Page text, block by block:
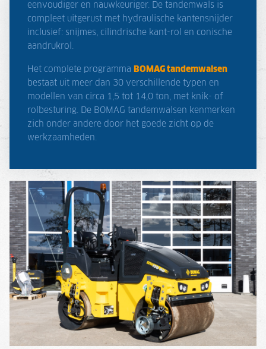
eenvoudiger en nauwkeuriger. De tandemwals is
compleet uitgerust met hydraulische kantensnijder
inclusief: snijmes, cilindrische kant-rol en conische
aandrukrol.
Het complete programma BOMAG tandemwalsen
bestaat uit meer dan 30 verschillende typen en
modellen van circa 1,5 tot 14,0 ton, met knik- of
rolbesturing. De BOMAG tandemwalsen kenmerken
zich onder andere door het goede zicht op de
werkzaamheden.